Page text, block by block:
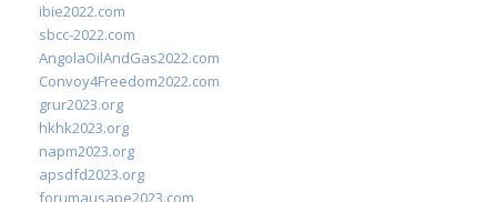
ibie2022.com
sbcc-2022.com
AngolaOilAndGas2022.com
Convoy4Freedom2022.com
grur2023.org
hkhk2023.org
napm2023.org
apsdfd2023.org
forumausape2023.com